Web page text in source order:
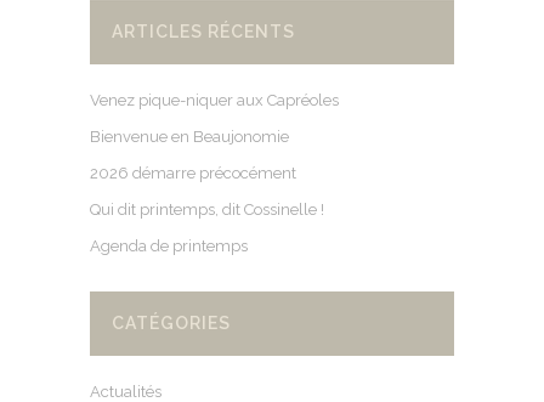
ARTICLES RÉCENTS
Venez pique-niquer aux Capréoles
Bienvenue en Beaujonomie
2026 démarre précocément
Qui dit printemps, dit Cossinelle !
Agenda de printemps
CATÉGORIES
Actualités